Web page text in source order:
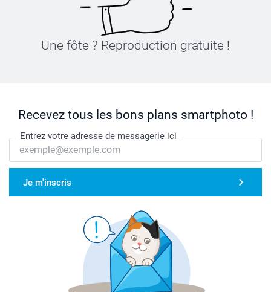
Une fôte ? Reproduction gratuite !
Recevez tous les bons plans smartphoto !
Entrez votre adresse de messagerie ici
Je m'inscris